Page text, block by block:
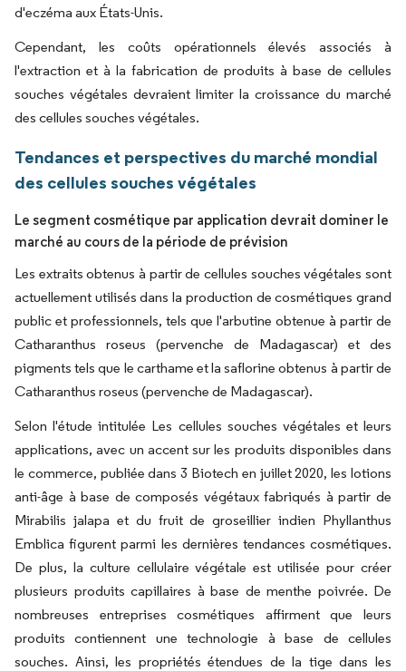
d'eczéma aux États-Unis.
Cependant, les coûts opérationnels élevés associés à
l'extraction et à la fabrication de produits à base de cellules
souches végétales devraient limiter la croissance du marché
des cellules souches végétales.
Tendances et perspectives du marché mondial
des cellules souches végétales
Le segment cosmétique par application devrait dominer le
marché au cours de la période de prévision
Les extraits obtenus à partir de cellules souches végétales sont
actuellement utilisés dans la production de cosmétiques grand
public et professionnels, tels que l'arbutine obtenue à partir de
Catharanthus roseus (pervenche de Madagascar) et des
pigments tels que le carthame et la saflorine obtenus à partir de
Catharanthus roseus (pervenche de Madagascar).
Selon l'étude intitulée Les cellules souches végétales et leurs
applications, avec un accent sur les produits disponibles dans
le commerce, publiée dans 3 Biotech en juillet 2020, les lotions
anti-âge à base de composés végétaux fabriqués à partir de
Mirabilis jalapa et du fruit de groseillier indien Phyllanthus
Emblica figurent parmi les dernières tendances cosmétiques.
De plus, la culture cellulaire végétale est utilisée pour créer
plusieurs produits capillaires à base de menthe poivrée. De
nombreuses entreprises cosmétiques affirment que leurs
produits contiennent une technologie à base de cellules
souches. Ainsi, les propriétés étendues de la tige dans les